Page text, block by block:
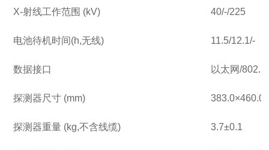
X-射线工作范围 (kV) 40/-/225
电池待机时间(h,无线) 11.5/12.1/-
数据接口 以太网/
探测器尺寸 (mm)
探测器重量 (kg,不含线缆) 3.7±0.1